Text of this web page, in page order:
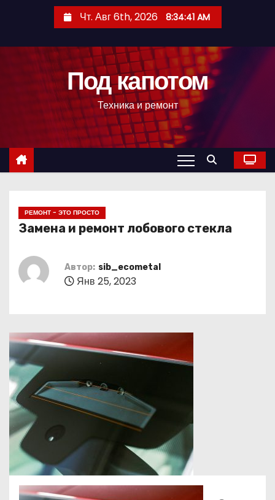
с
Чт. Авг 6th, 2026 8:34:42 AM
Под капотом
Техника и ремонт
РЕМОНТ - ЭТО ПРОСТО
Замена и ремонт лобового стекла
Автор: sib_ecometal
Янв 25, 2023